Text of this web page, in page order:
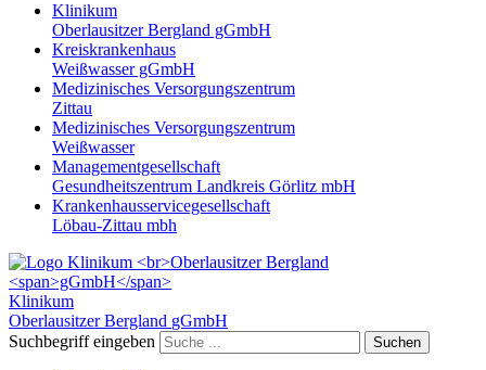
Klinikum
Oberlausitzer Bergland gGmbH
Kreiskrankenhaus
Weißwasser gGmbH
Medizinisches Versorgungszentrum
Zittau
Medizinisches Versorgungszentrum
Weißwasser
Managementgesellschaft
Gesundheitszentrum Landkreis Görlitz mbH
Krankenhausservicegesellschaft
Löbau-Zittau mbh
Klinikum
Oberlausitzer Bergland gGmbH
Suchbegriff eingeben
Suchen